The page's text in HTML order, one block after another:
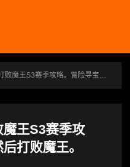
S3赛季攻略。冒险寻宝，然后打败魔王。
王S3赛季攻
打败魔王。